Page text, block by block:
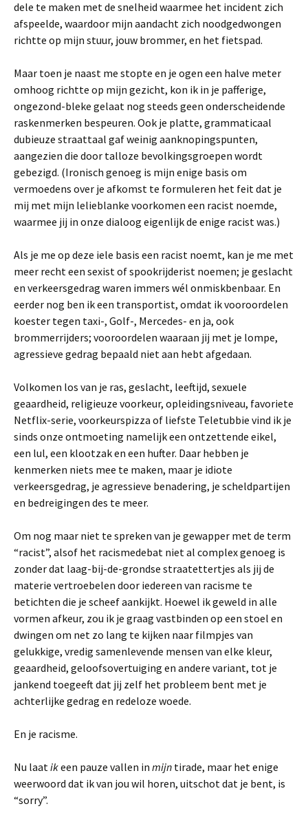
dele te maken met de snelheid waarmee het incident zich
afspeelde, waardoor mijn aandacht zich noodgedwongen
richtte op mijn stuur, jouw brommer, en het fietspad.
Maar toen je naast me stopte en je ogen een halve meter
omhoog richtte op mijn gezicht, kon ik in je pafferige,
ongezond-bleke gelaat nog steeds geen onderscheidende
raskenmerken bespeuren. Ook je platte, grammaticaal
dubieuze straattaal gaf weinig aanknopingspunten,
aangezien die door talloze bevolkingsgroepen wordt
gebezigd. (Ironisch genoeg is mijn enige basis om
vermoedens over je afkomst te formuleren het feit dat je
mij met mijn lelieblanke voorkomen een racist noemde,
waarmee jij in onze dialoog eigenlijk de enige racist was.)
Als je me op deze iele basis een racist noemt, kan je me met
meer recht een sexist of spookrijderist noemen; je geslacht
en verkeersgedrag waren immers wél onmiskbenbaar. En
eerder nog ben ik een transportist, omdat ik vooroordelen
koester tegen taxi-, Golf-, Mercedes- en ja, ook
brommerrijders; vooroordelen waaraan jij met je lompe,
agressieve gedrag bepaald niet aan hebt afgedaan.
Volkomen los van je ras, geslacht, leeftijd, sexuele
geaardheid, religieuze voorkeur, opleidingsniveau, favoriete
Netflix-serie, voorkeurspizza of liefste Teletubbie vind ik je
sinds onze ontmoeting namelijk een ontzettende eikel,
een lul, een klootzak en een hufter. Daar hebben je
kenmerken niets mee te maken, maar je idiote
verkeersgedrag, je agressieve benadering, je scheldpartijen
en bedreigingen des te meer.
Om nog maar niet te spreken van je gewapper met de term
“racist”, alsof het racismedebat niet al complex genoeg is
zonder dat laag-bij-de-grondse straatettertjes als jij de
materie vertroebelen door iedereen van racisme te
betichten die je scheef aankijkt. Hoewel ik geweld in alle
vormen afkeur, zou ik je graag vastbinden op een stoel en
dwingen om net zo lang te kijken naar filmpjes van
gelukkige, vredig samenlevende mensen van elke kleur,
geaardheid, geloofsovertuiging en andere variant, tot je
jankend toegeeft dat jij zelf het probleem bent met je
achterlijke gedrag en redeloze woede.
En je racisme.
Nu laatikeen pauze vallen in mijn tirade, maar het enige
weerwoord dat ik van jou wil horen, uitschot dat je bent, is
“sorry”.